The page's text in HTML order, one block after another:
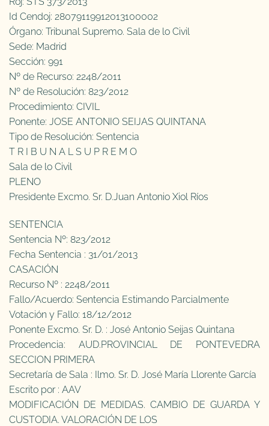
Id Cendoj: 28079119912013100002
Órgano: Tribunal Supremo. Sala de lo Civil
Sede: Madrid
Sección: 991
Nº de Recurso: 2248/2011
Nº de Resolución: 823/2012
Procedimiento: CIVIL
Ponente: JOSE ANTONIO SEIJAS QUINTANA
Tipo de Resolución: Sentencia
T R I B U N A L S U P R E M O
Sala de lo Civil
PLENO
Presidente Excmo. Sr. D.Juan Antonio Xiol Ríos
SENTENCIA
Sentencia Nº: 823/2012
Fecha Sentencia : 31/01/2013
CASACIÓN
Recurso Nº : 2248/2011
Fallo/Acuerdo: Sentencia Estimando Parcialmente
Votación y Fallo: 18/12/2012
Ponente Excmo. Sr. D. : José Antonio Seijas Quintana
Procedencia: AUD.PROVINCIAL DE PONTEVEDRA
SECCION PRIMERA
Secretaría de Sala : Ilmo. Sr. D. José María Llorente García
Escrito por : AAV
MODIFICACIÓN DE MEDIDAS. CAMBIO DE GUARDA Y
CUSTODIA. VALORACIÓN DE LOS